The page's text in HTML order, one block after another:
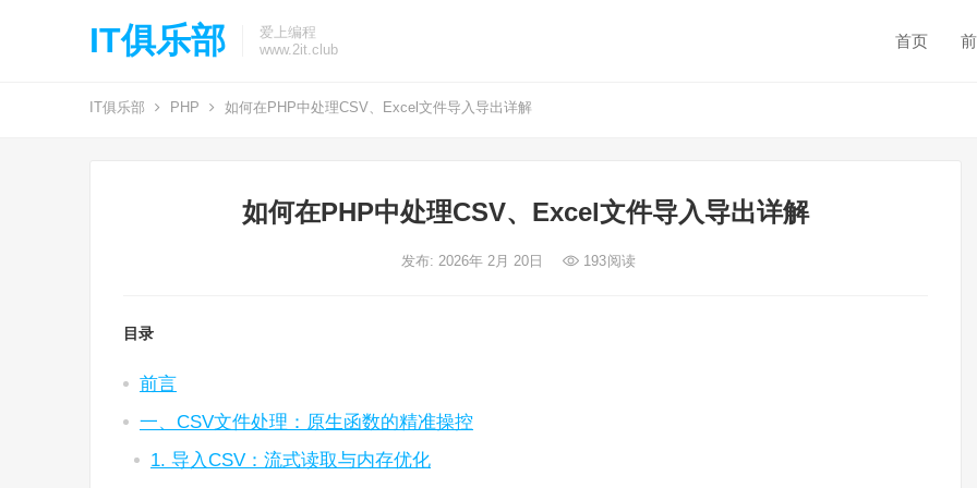
IT俱乐部
爱上编程
www.2it.club
首页
IT俱乐部 PHP 如何在PHP中处理CSV、Excel文件导入导出详解
如何在PHP中处理CSV、Excel文件导入导出详解
发布: 2026年 2月 20日 193阅读
目录
前言
一、CSV文件处理：原生函数的精准操控
1. 导入CSV：流式读取与内存优化